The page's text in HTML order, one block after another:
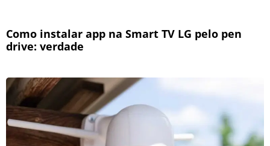
Como instalar app na Smart TV LG pelo pen
drive: verdade